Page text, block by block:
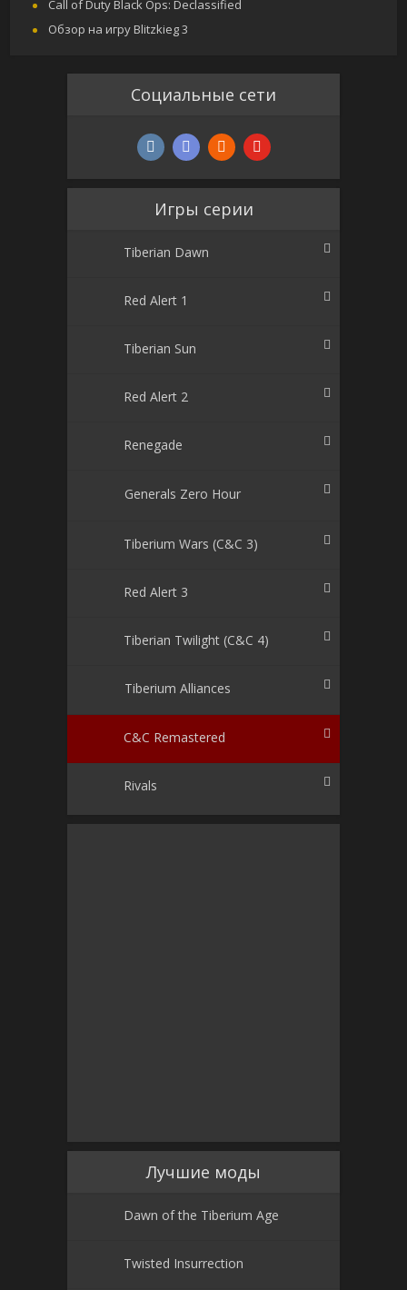
Call of Duty Black Ops: Declassified
Обзор на игру Blitzkieg 3
Социальные сети
Игры серии
Tiberian Dawn
Red Alert 1
Tiberian Sun
Red Alert 2
Renegade
Generals Zero Hour
Tiberium Wars (C&C 3)
Red Alert 3
Tiberian Twilight (C&C 4)
Tiberium Alliances
C&C Remastered
Rivals
Лучшие моды
Dawn of the Tiberium Age
Twisted Insurrection